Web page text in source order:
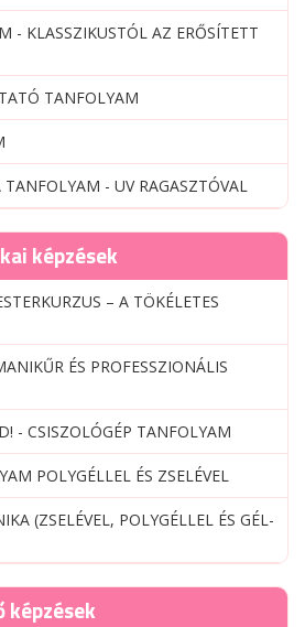
- KLASSZIKUSTÓL AZ ERŐSÍTETT
TANFOLYAM
- UV RAGASZTÓVAL
képzések
– A TÖKÉLETES
ÉS PROFESSZIONÁLIS
- CSISZOLÓGÉP TANFOLYAM
POLYGÉLLEL ÉS ZSELÉVEL
(ZSELÉVEL, POLYGÉLLEL ÉS GÉL-
képzések